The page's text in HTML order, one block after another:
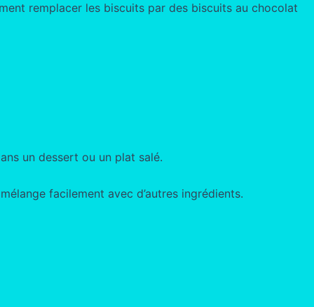
remplacer les biscuits par des biscuits au chocolat
un dessert ou un plat salé.
facilement avec d’autres ingrédients.